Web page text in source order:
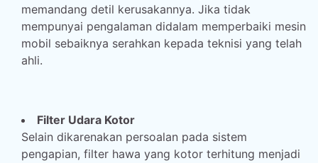
memandang detil kerusakannya. Jika tidak
mempunyai pengalaman didalam memperbaiki mesin
mobil sebaiknya serahkan kepada teknisi yang telah
ahli.
Filter Udara Kotor
Selain dikarenakan persoalan pada sistem
pengapian, filter hawa yang kotor terhitung menjadi